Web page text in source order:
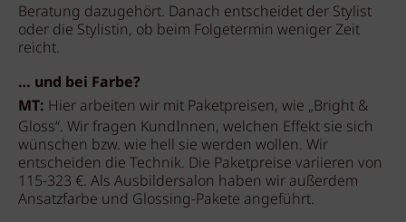
Beratung dazugehört. Danach entscheidet der Stylist
oder die Stylistin, ob beim Folgetermin weniger Zeit
reicht.
… und bei Farbe?
MT: Hier arbeiten wir mit Paketpreisen, wie „Bright &
Gloss“. Wir fragen KundInnen, welchen Effekt sie sich
wünschen bzw. wie hell sie werden wollen. Wir
entscheiden die Technik. Die Paketpreise variieren von
115-323 €. Als Ausbildersalon haben wir außerdem
Ansatzfarbe und Glossing-Pakete angeführt.